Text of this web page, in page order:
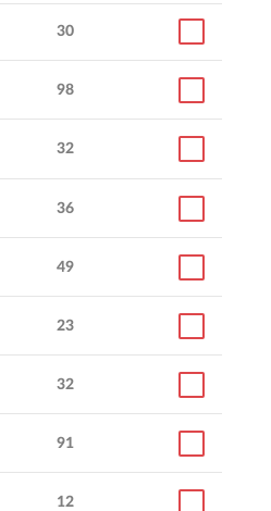
30
98
32
36
49
23
32
91
12